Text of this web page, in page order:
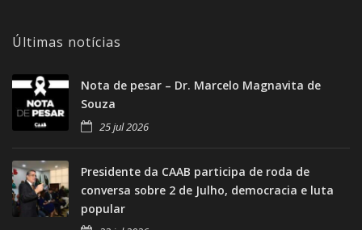
Últimas notícias
Nota de pesar – Dr. Marcelo Magnavita de
Souza
25 jul 2026
Presidente da CAAB participa de roda de
conversa sobre 2 de Julho, democracia e luta
popular